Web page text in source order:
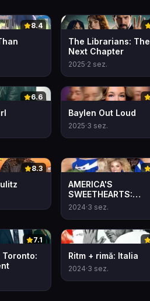
8.4 0
The Librarians: The
Next Chapter
2025·2 sez.
6.6 0
Baylen Out Loud
2025·3 sez.
8.3 0
AMERICA'S
SWEETHEARTS:
Majoretele de la
2024·3 sez.
7.1
Toronto:
0
Ritm + rimă: Italia
2024·3 sez.